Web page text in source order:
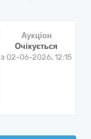
Аукціон
Очікується
з 02-06-2026, 12:15